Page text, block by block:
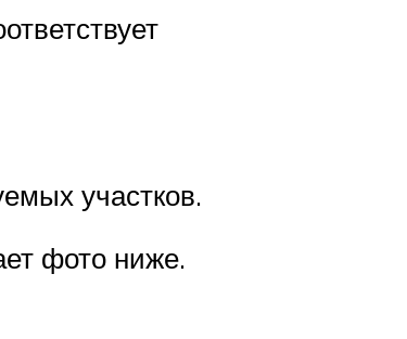
участков.
фото ниже.